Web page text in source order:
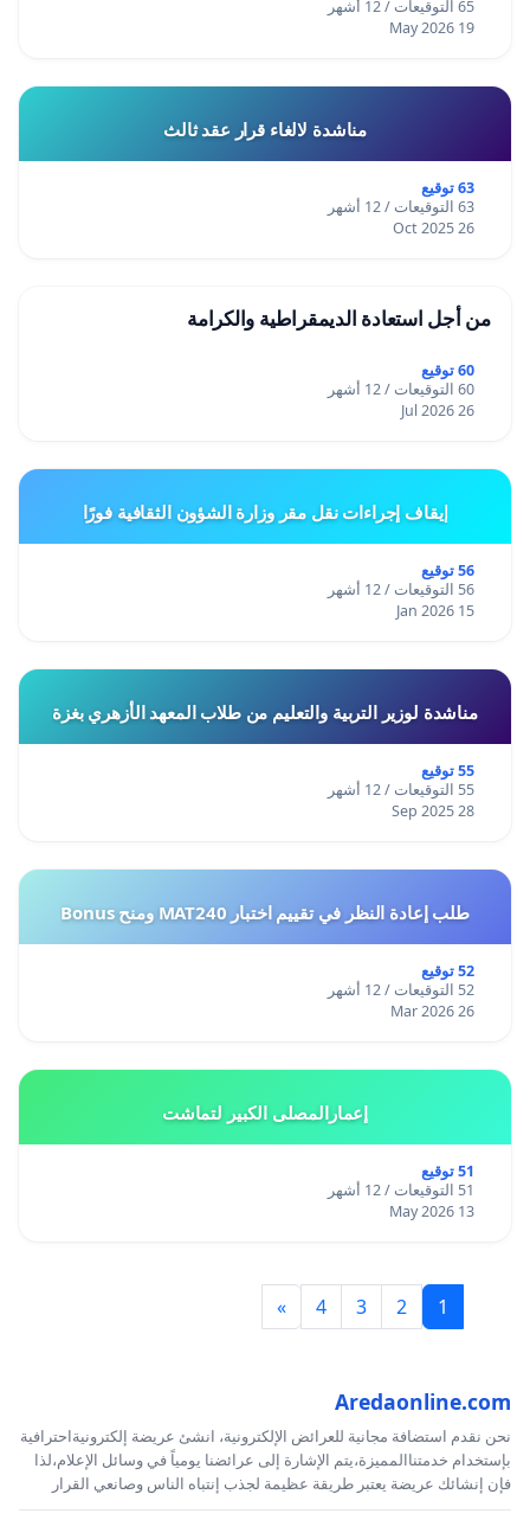
65 التوقيعات / 12 أشهر
19 May 2026
مناشدة لالغاء قرار عقد ثالث
63 توقيع
63 التوقيعات / 12 أشهر
26 Oct 2025
من أجل استعادة الديمقراطية والكرامة
60 توقيع
60 التوقيعات / 12 أشهر
26 Jul 2026
إيقاف إجراءات نقل مقر وزارة الشؤون الثقافية فورًا
56 توقيع
56 التوقيعات / 12 أشهر
15 Jan 2026
مناشدة لوزير التربية والتعليم من طلاب المعهد الأزهري بغزة
55 توقيع
55 التوقيعات / 12 أشهر
28 Sep 2025
طلب إعادة النظر في تقييم اختبار MAT240 ومنح Bonus
52 توقيع
52 التوقيعات / 12 أشهر
26 Mar 2026
إعمارالمصلى الكبير لتماشت
51 توقيع
51 التوقيعات / 12 أشهر
13 May 2026
1
2
3
4
»
Aredaonline.com
نحن نقدم استضافة مجانية للعرائض الإلكترونية، انشئ عريضة إلكترونيةاحترافية
بإستخدام خدمتناالمميزة،يتم الإشارة إلى عرائضنا يومياً في وسائل الإعلام،لذا
فإن إنشائك عريضة يعتبر طريقة عظيمة لجذب إنتباه الناس وصانعي القرار